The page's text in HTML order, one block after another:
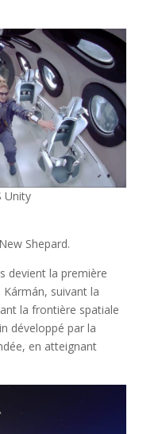
Unity
Shepard.
devient la première
suivant la
la frontière spatiale
développé par la
en atteignant